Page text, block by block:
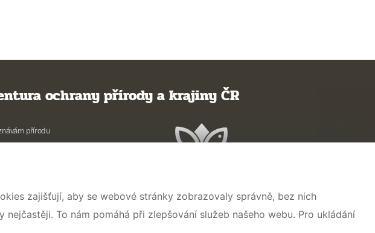
ochrany přírody a krajiny ČR
přírodu
přírodu
zajišťují, aby se webové stránky zobrazovaly správně, bez nich
To nám pomáhá při zlepšování služeb našeho webu. Pro ukládání